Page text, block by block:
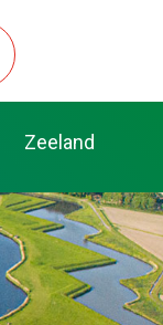
Zeeland